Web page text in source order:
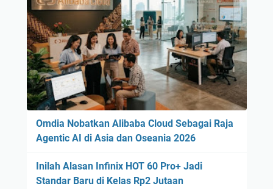
Omdia Nobatkan Alibaba Cloud Sebagai Raja
Agentic AI di Asia dan Oseania 2026
Inilah Alasan Infinix HOT 60 Pro+ Jadi
Standar Baru di Kelas Rp2 Jutaan